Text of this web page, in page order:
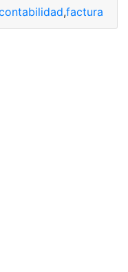
,facturación en
,